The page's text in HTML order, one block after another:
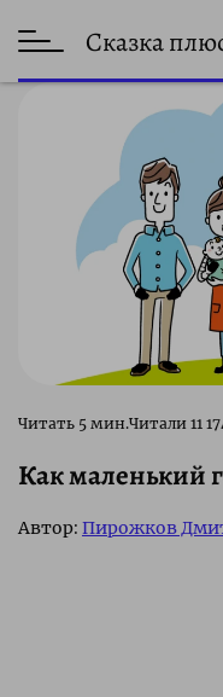
Сказка
11
Как маленький
Автор: Пирожков